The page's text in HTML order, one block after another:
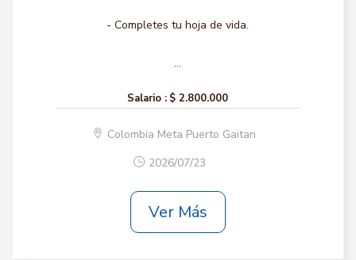
- Completes tu hoja de vida.
...
Salario : $ 2.800.000
Colombia Meta Puerto Gaitan
2026/07/23
Ver Más